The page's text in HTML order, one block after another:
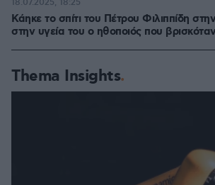
Κάηκε το σπίτι του Πέτρου Φιλιππίδη
στην υγεία του ο ηθοποιός που
18.07.2025, 18:25
Thema Insights